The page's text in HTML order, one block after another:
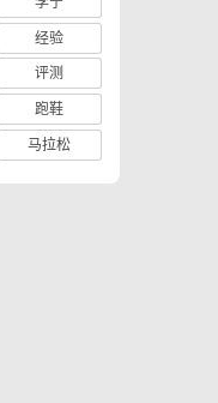
经验
评测
跑鞋
马拉松